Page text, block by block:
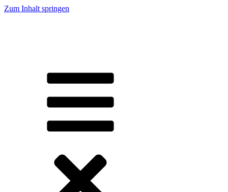
Zum Inhalt springen